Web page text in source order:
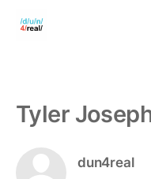
Tyler
dun4real